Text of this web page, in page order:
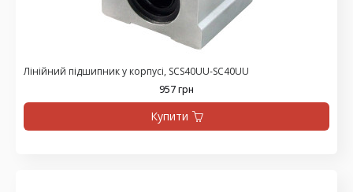
Лінійний підшипник у корпусі, SCS40UU-SC40UU
957 грн
Купити